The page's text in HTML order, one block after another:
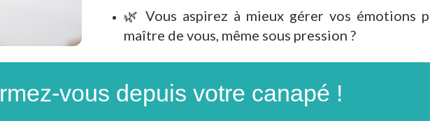
🌿 Vous aspirez à mieux gérer vos émotions
maître de vous, même sous pression ?
vous depuis votre canapé !